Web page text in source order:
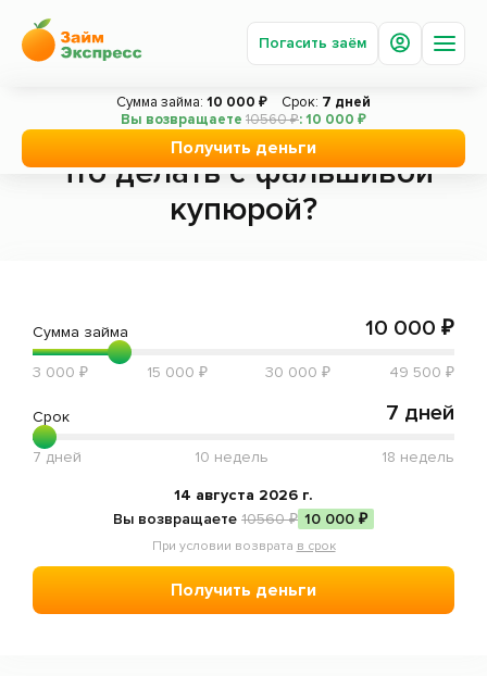
Погасить заём
Получить деньги
Погасить заём
О компании
Сотрудничество
Отзывы
Сумма займа: 10 000 ₽ Срок: 7 дней
Вы возвращаете 10560 ₽: 10 000 ₽
Получить деньги
Главная Статьи Что делать с фальшивой купюрой?
Что делать с фальшивой
купюрой?
Сумма займа 10 000 ₽
3 000 ₽ 15 000 ₽ 30 000 ₽ 49 500 ₽
Срок 7 дней
7 дней 10 недель 18 недель
14 августа 2026 г.
Вы возвращаете 10560 ₽ 10 000 ₽
При условии возврата в срок
Получить деньги